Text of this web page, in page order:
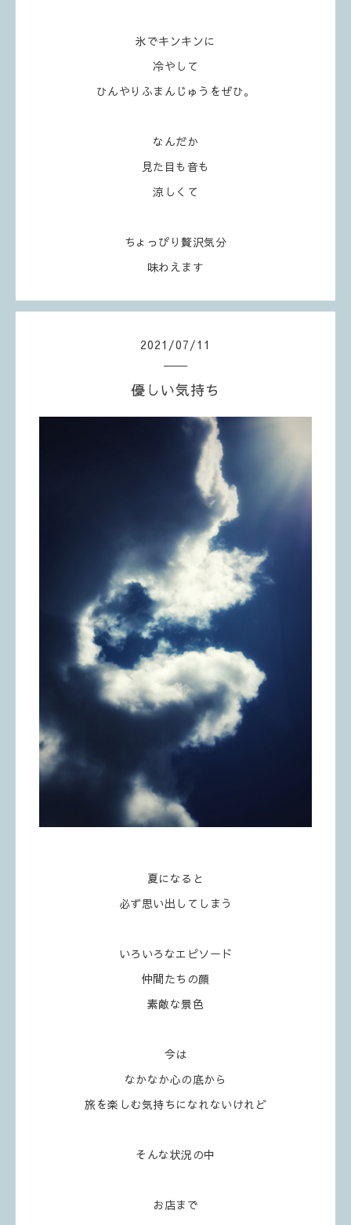
氷でキンキンに
冷やして
ひんやりふまんじゅうをぜひ。
なんだか
見た目も音も
涼しくて
ちょっぴり贅沢気分
味わえます
2021 /07/11
優しい気持ち
夏になると
必ず思い出してしまう
いろいろなエピソード
仲間たちの顔
素敵な景色
今は
なかなか心の底から
旅を楽しむ気持ちになれないけれど
そんな状況の中
お店まで